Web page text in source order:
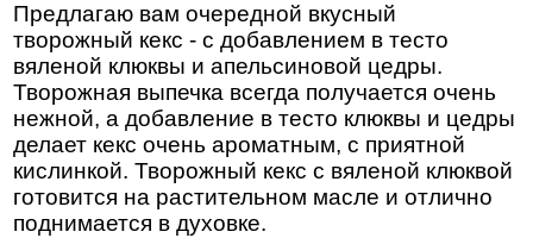
Предлагаю вам очередной вкусный
творожный кекс - с добавлением в тесто
вяленой клюквы и апельсиновой цедры.
Творожная выпечка всегда получается очень
нежной, а добавление в тесто клюквы и цедры
делает кекс очень ароматным, с приятной
кислинкой. Творожный кекс с вяленой клюквой
готовится на растительном масле и отлично
поднимается в духовке.